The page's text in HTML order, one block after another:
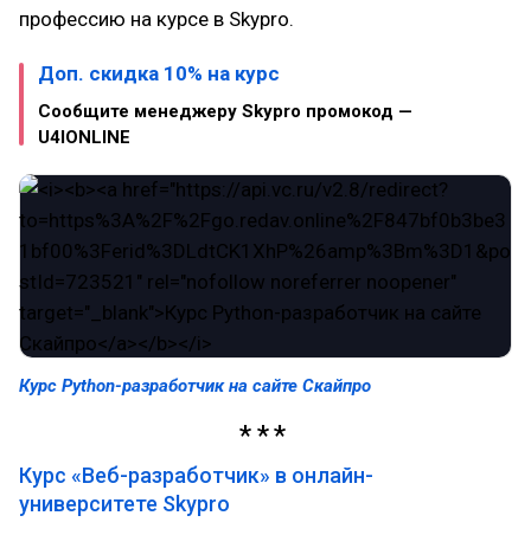
профессию на курсе в Skypro.
Доп. скидка 10% на курс
Сообщите менеджеру Skypro промокод —
U4IONLINE
Курс Python-разработчик на сайте Скайпро
Курс «Веб-разработчик» в онлайн-
университете Skypro